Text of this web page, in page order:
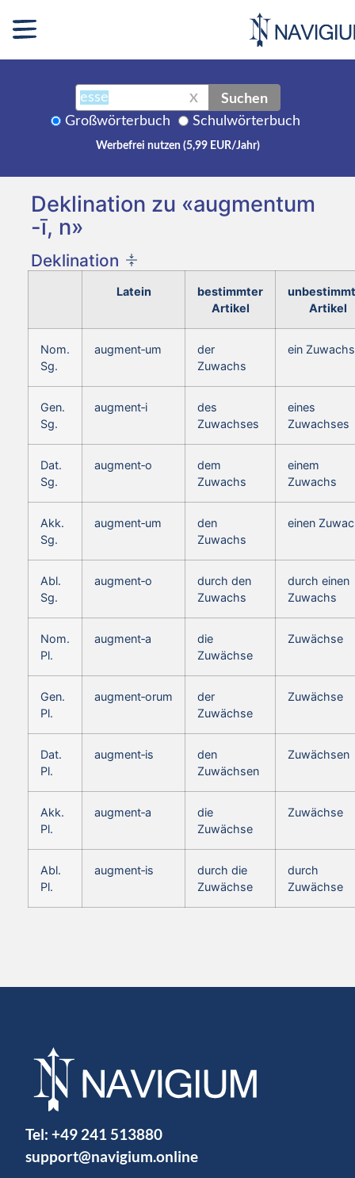
X Suchen
Großwörterbuch Schulwörterbuch
Werbefrei nutzen (5,99 EUR/Jahr)
Deklination zu «augmentum
-ī, n»
Deklination
Latein
bestimmter
Artikel
Artikel
Nom.
Sg.
augment‑um
der
Zuwachs
ein Zuwachs
Gen.
Sg.
augment‑i
des
Zuwachses
eines
Zuwachses
Dat.
Sg.
augment‑o
dem
Zuwachs
einem
Zuwachs
Akk.
Sg.
augment‑um
den
Zuwachs
einen
Abl.
Sg.
augment‑o
durch den
Zuwachs
durch einen
Zuwachs
Nom.
Pl.
augment‑a
die
Zuwächse
Zuwächse
Gen.
Pl.
augment‑orum
der
Zuwächse
Zuwächse
Dat.
Pl.
augment‑is
den
Zuwächsen
Zuwächsen
Akk.
Pl.
augment‑a
die
Zuwächse
Zuwächse
Abl.
Pl.
augment‑is
durch die
Zuwächse
durch
Zuwächse
Tel: +49 241 513880
support@navigium.online